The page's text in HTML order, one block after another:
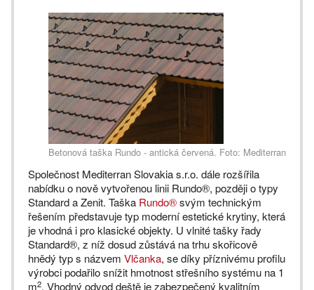
Betonová taška Rundo - antická červená. Foto: Mediterran
Společnost Mediterran Slovakia s.r.o. dále rozšířila
nabídku o nově vytvořenou linii Rundo®, později o typy
Standard a Zenit. Taška Rundo®svým technickým
řešením představuje typ moderní estetické krytiny, která
je vhodná i pro klasické objekty. U vlnité tašky řady
Standard®, z níž dosud zůstává na trhu skořicově
hnědý typ s názvem Vlčanka, se díky příznivému profilu
výrobci podařilo snížit hmotnost střešního systému na 1
m2. Vhodný odvod deště je zabezpečený kvalitním